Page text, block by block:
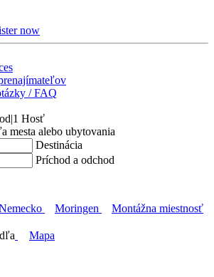
now
/ FAQ
|1 Hosť
mesta alebo ubytovania
Destinácia
Príchod a odchod
Moringen
Montážna miestnosť
Mapa